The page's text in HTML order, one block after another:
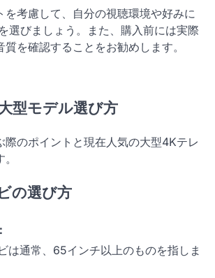
を考慮して、自分の視聴環境や好みに
選びましょう。また、購入前には実際
を確認することをお勧めします。
型モデル選び方
際のポイントと現在人気の大型4Kテレ
の選び方
は通常、65インチ以上のものを指しま